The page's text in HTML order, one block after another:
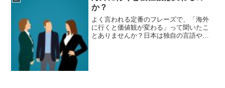
か？
よく言われる定番のフレーズで、「海外
に行くと価値観が変わる」って聞いたこ
とありませんか？日本は独自の言語や文